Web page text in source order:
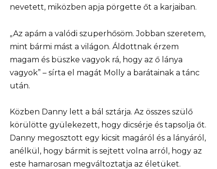
nevetett, miközben apja pörgette őt a karjaiban.
„Az apám a valódi szuperhősöm. Jobban szeretem,
mint bármi mást a világon. Áldottnak érzem
magam és büszke vagyok rá, hogy az ő lánya
vagyok” – sírta el magát Molly a barátainak a tánc
után.
Közben Danny lett a bál sztárja. Az összes szülő
körülötte gyülekezett, hogy dicsérje és tapsolja őt.
Danny megosztott egy kicsit magáról és a lányáról,
anélkül, hogy bármit is sejtett volna arról, hogy az
este hamarosan megváltoztatja az életüket.